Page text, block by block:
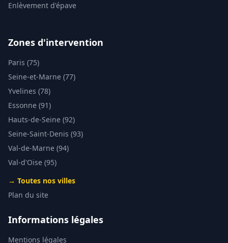
Enlèvement d'épave
Zones d'intervention
Paris (75)
Seine-et-Marne (77)
Yvelines (78)
Essonne (91)
Hauts-de-Seine (92)
Seine-Saint-Denis (93)
Val-de-Marne (94)
Val-d'Oise (95)
→ Toutes nos villes
Plan du site
Informations légales
Mentions légales